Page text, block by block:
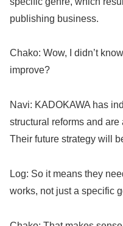
publishing business.
Chako: Wow, I didn’t
improve?
Navi: KADOKAWA has
structural reforms and
Their future strategy will
Log: So it means they
works, not just a specific